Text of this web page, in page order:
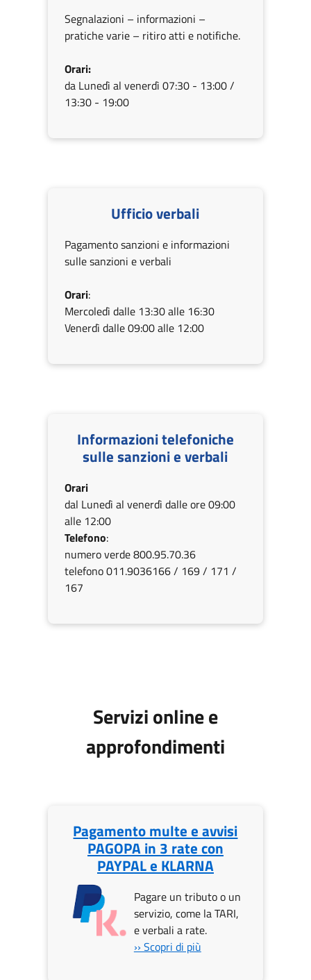
Segnalazioni – informazioni –
pratiche varie – ritiro atti e notifiche.
Orari:
da Lunedì al venerdì 07:30 - 13:00 /
13:30 - 19:00
Ufficio verbali
Pagamento sanzioni e informazioni
sulle sanzioni e verbali
Orari:
Mercoledì dalle 13:30 alle 16:30
Venerdì dalle 09:00 alle 12:00
Informazioni telefoniche
sulle sanzioni e verbali
Orari
dal Lunedì al venerdì dalle ore 09:00
alle 12:00
Telefono:
numero verde 800.95.70.36
telefono 011.9036166 / 169 / 171 /
167
Servizi online e
approfondimenti
Pagamento multe e avvisi
PAGOPA in 3 rate con
PAYPAL e KLARNA
Pagare un tributo o un
servizio, come la TARI,
e verbali a rate.
›› Scopri di più